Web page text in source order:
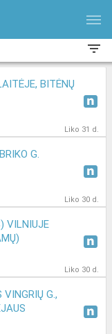
bars
filter_list
BITĖNŲ
Liko 31 d.
G.
Liko 30 d.
VILNIUJE
Liko 30 d.
G.,